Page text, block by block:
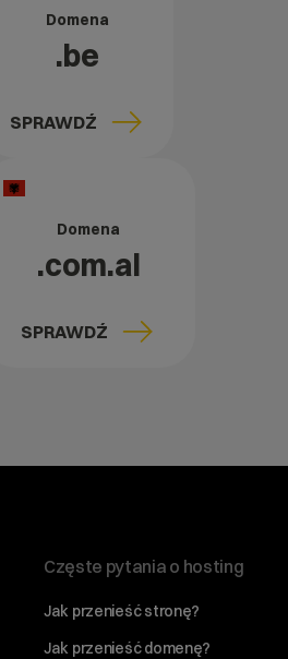
Domena
.be
SPRAWDŹ
Domena
.com.al
SPRAWDŹ
Częste pytania o hosting
Jak przenieść stronę?
Jak przenieść domenę?